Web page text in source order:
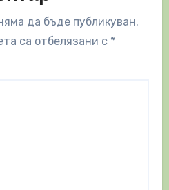
да бъде публикуван.
са отбелязани с *